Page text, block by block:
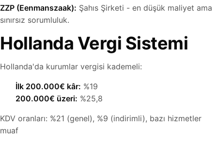
ZZP (Eenmanszaak): Şahıs Şirketi - en düşük maliyet ama
sınırsız sorumluluk.
Hollanda Vergi Sistemi
Hollanda'da kurumlar vergisi kademeli:
İlk 200.000€ kâr: %19
200.000€ üzeri: %25,8
KDV oranları: %21 (genel), %9 (indirimli), bazı hizmetler
muaf